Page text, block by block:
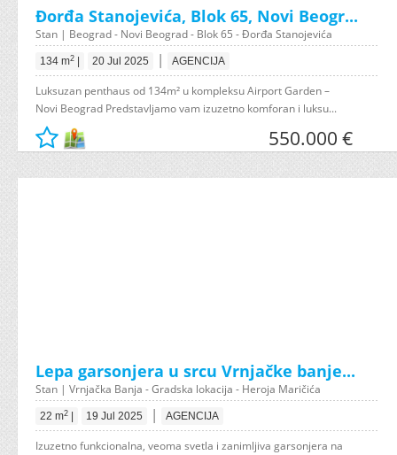
Đorđa Stanojevića, Blok 65, Novi Beogr...
Stan | Beograd - Novi Beograd - Blok 65 - Đorđa Stanojevića
134 m2 20 Jul 2025 | AGENCIJA
Luksuzan penthaus od 134m² u kompleksu Airport Garden –
Novi Beograd Predstavljamo vam izuzetno komforan i luksu...
550.000 €
Lepa garsonjera u srcu Vrnjačke banje...
Stan | Vrnjačka Banja - Gradska lokacija - Heroja Maričića
22 m2 19 Jul 2025 | AGENCIJA
Izuzetno funkcionalna, veoma svetla i zanimljiva garsonjera na